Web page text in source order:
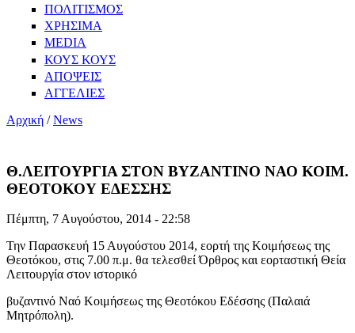
ΠΟΛΙΤΙΣΜΟΣ
ΧΡΗΣΙΜΑ
MEDIA
ΚΟΥΣ ΚΟΥΣ
ΑΠΟΨΕΙΣ
ΑΓΓΕΛΙΕΣ
Αρχική /News
Θ.ΛΕΙΤΟΥΡΓΙΑ ΣΤΟΝ ΒΥΖΑΝΤΙΝΟ ΝΑΟ ΚΟΙΜ.
ΘΕΟΤΟΚΟΥ ΕΔΕΣΣΗΣ
Πέμπτη, 7 Αυγούστου, 2014 - 22:58
Την Παρασκευή 15 Αυγούστου 2014, εορτή της Κοιμήσεως της
Θεοτόκου, στις 7.00 π.μ. θα τελεσθεί Όρθρος και εορταστική Θεία
Λειτουργία στον ιστορικό
βυζαντινό Ναό Κοιμήσεως της Θεοτόκου Εδέσσης (Παλαιά
Μητρόπολη).